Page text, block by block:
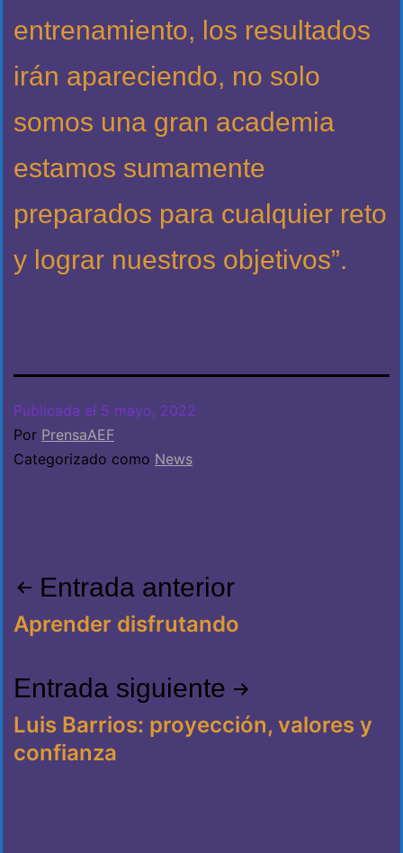
entrenamiento, los resultados
irán apareciendo, no solo
somos una gran academia
estamos sumamente
preparados para cualquier reto
y lograr nuestros objetivos”.
Publicada el 5 mayo, 2022
Por PrensaAEF
Categorizado como News
Navegación
de
Entrada anterior
Aprender disfrutando
Entrada siguiente
Luis Barrios: proyección, valores y
confianza